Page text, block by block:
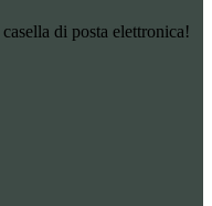
di posta elettronica!